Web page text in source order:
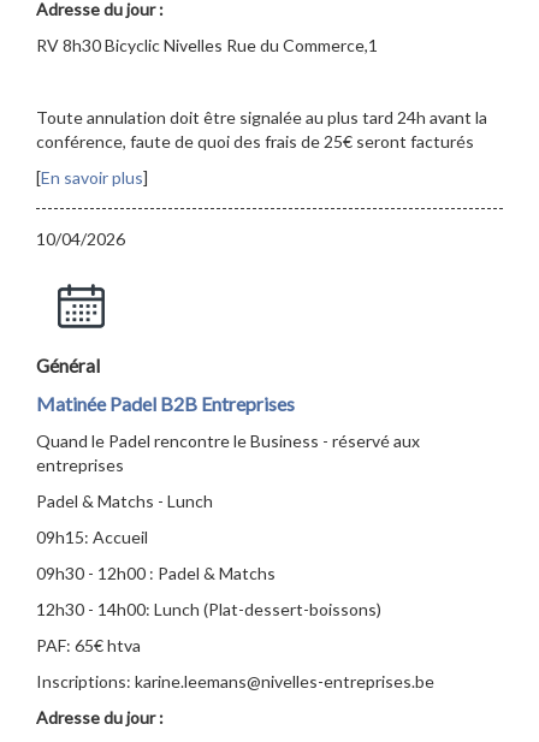
Adresse du jour :
RV 8h30 Bicyclic Nivelles Rue du Commerce,1
Toute annulation doit être signalée au plus tard 24h avant la
conférence, faute de quoi des frais de 25€ seront facturés
[En savoir plus]
10/04/2026
Général
Matinée Padel B2B Entreprises
Quand le Padel rencontre le Business - réservé aux
entreprises
Padel & Matchs - Lunch
09h15: Accueil
09h30 - 12h00 : Padel & Matchs
12h30 - 14h00: Lunch (Plat-dessert-boissons)
PAF: 65€ htva
Inscriptions: karine.leemans@nivelles-entreprises.be
Adresse du jour :